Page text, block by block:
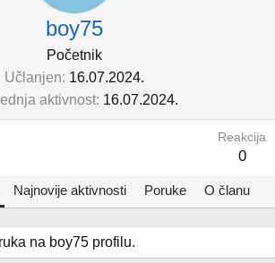
boy75
Početnik
Učlanjen 16.07.2024.
aktivnost 16.07.2024.
Reakcija
0
Najnovije aktivnosti Poruke O članu
na boy75 profilu.